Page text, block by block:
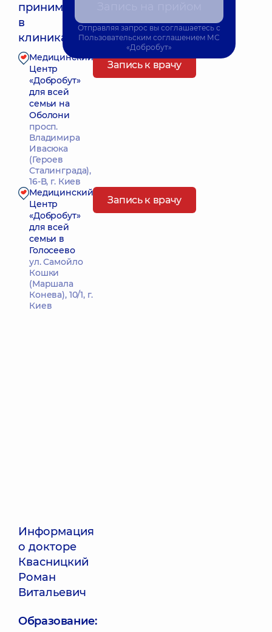
принимает
в
клиниках:
Ближайшее время приема: 15.08.2026 17:45
Медицинский
Центр
«Добробут»
для всей
семьи на
Оболони
просп.
Владимира
Ивасюка
(Героев
Сталинграда),
16-В, г. Киев
Запись к врачу
Медицинский
Центр
«Добробут»
для всей
семьи в
Голосеево
ул. Самойло
Кошки
(Маршала
Конева), 10/1, г.
Киев
Запись к врачу
Информация
о докторе
Квасницкий
Роман
Витальевич
Образование:
Отправляя запрос вы соглашаетесь с
Пользовательским соглашением МС
«Добробут»